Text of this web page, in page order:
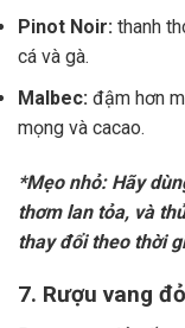
Pinot Noir: thanh
cá và gà.
Malbec: đậm hơn
mọng và cacao.
*Mẹo nhỏ: Hãy
thơm lan tỏa, và
thay đổi theo thời
7. Rượu vang